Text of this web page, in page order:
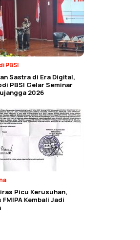
PBSI
Sastra di Era Digital,
PBSI Gelar Seminar
2026
Picu Kerusuhan,
Kembali Jadi